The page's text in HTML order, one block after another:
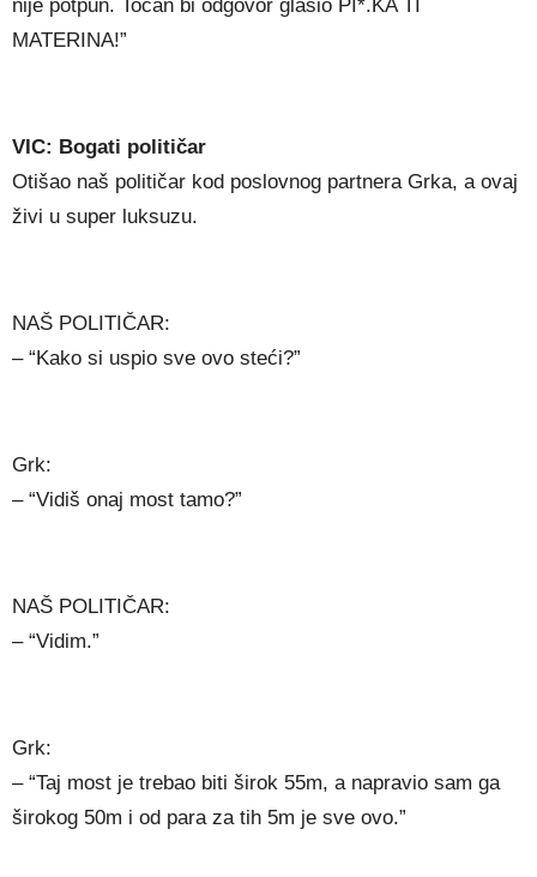
nije potpun. Točan bi odgovor glasio PI*.KA TI
MATERINA!”
VIC: Bogati političar
Otišao naš političar kod poslovnog partnera Grka, a ovaj
živi u super luksuzu.
NAŠ POLITIČAR:
– “Kako si uspio sve ovo steći?”
Grk:
– “Vidiš onaj most tamo?”
NAŠ POLITIČAR:
– “Vidim.”
Grk:
– “Taj most je trebao biti širok 55m, a napravio sam ga
širokog 50m i od para za tih 5m je sve ovo.”